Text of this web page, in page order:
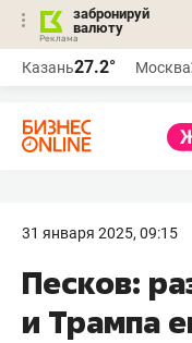
забронируй
валюту
Казань27.2° Москва
31 января 2025, 09:15
Песков:
и Трампа